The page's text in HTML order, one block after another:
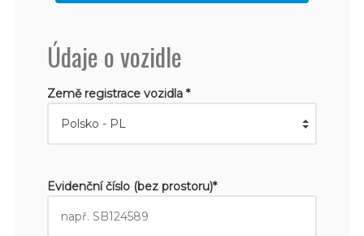
Údaje o vozidle
Země registrace vozidla *
Evidenční číslo (bez prostoru)*